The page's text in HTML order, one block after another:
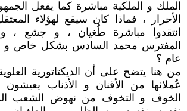
الملك و الملكية مباشرة كما يفعل
الأحرار ، فماذا كان سيقع لهؤلاء
انتقدوا مباشرة طُغيان ، و جشع ،
المفترس محمد السادس بشكل خاص و
عام ؟
من هنا يتضح على أن الديكتاتورية
عُملائها من الأقنان و الأذناب
الخوف و التخوف من نهوض الشعب